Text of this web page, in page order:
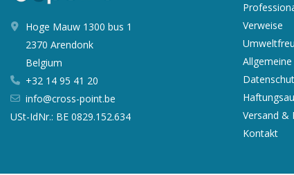
Hoge Mauw 1300 bus 1
2370 Arendonk
Belgium
+32 14 95 41 20
info@cross-point.be
USt-IdNr.: BE 0829.152.634
Verweise
Versand &
Kontakt